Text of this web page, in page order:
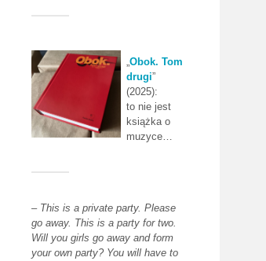
„Obok. Tom
drugi”
(2025):
to nie jest
książka o
muzyce…
– This is a private party. Please
go away. This is a party for two.
Will you girls go away and form
your own party? You will have to